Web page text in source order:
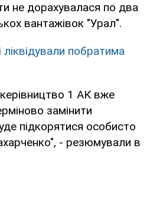
дорахувалася по два
вантажівок "Урал".
побратима
1 АК вже
замінити
підкорятися особисто
- резюмували в